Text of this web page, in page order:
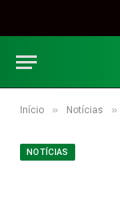
Início » Notícias »
NOTÍCIAS